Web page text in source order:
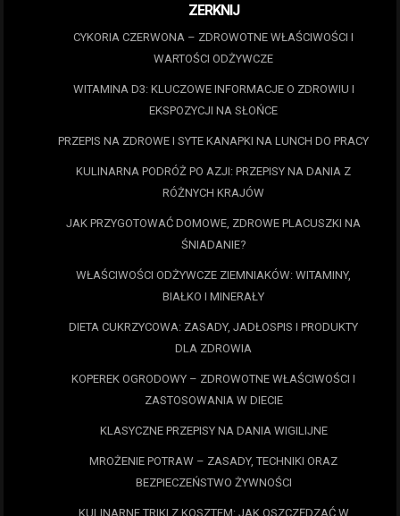
ZERKNIJ
CYKORIA CZERWONA – ZDROWOTNE WŁAŚCIWOŚCI I
WARTOŚCI ODŻYWCZE
WITAMINA D3: KLUCZOWE INFORMACJE O ZDROWIU I
EKSPOZYCJI NA SŁOŃCE
PRZEPIS NA ZDROWE I SYTE KANAPKI NA LUNCH DO PRACY
KULINARNA PODRÓŻ PO AZJI: PRZEPISY NA DANIA Z
RÓŻNYCH KRAJÓW
JAK PRZYGOTOWAĆ DOMOWE, ZDROWE PLACUSZKI NA
ŚNIADANIE?
WŁAŚCIWOŚCI ODŻYWCZE ZIEMNIAKÓW: WITAMINY,
BIAŁKO I MINERAŁY
DIETA CUKRZYCOWA: ZASADY, JADŁOSPIS I PRODUKTY
DLA ZDROWIA
KOPEREK OGRODOWY – ZDROWOTNE WŁAŚCIWOŚCI I
ZASTOSOWANIA W DIECIE
KLASYCZNE PRZEPISY NA DANIA WIGILIJNE
MROŻENIE POTRAW – ZASADY, TECHNIKI ORAZ
BEZPIECZEŃSTWO ŻYWNOŚCI
KULINARNE TRIKI Z KOSZTEM: JAK OSZCZĘDZAĆ W